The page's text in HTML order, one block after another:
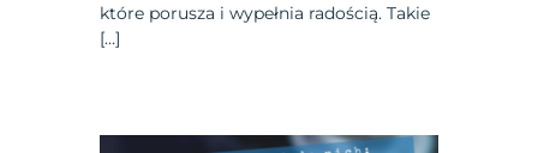
które porusza i wypełnia radością. Takie
[…]